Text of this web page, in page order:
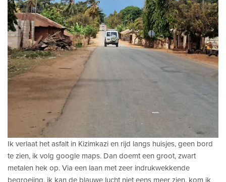
Ik verlaat het asfalt in Kizimkazi en rijd langs huisjes, geen bord
te zien, ik volg google maps. Dan doemt een groot, zwart
metalen hek op. Via een laan met zeer indrukwekkende